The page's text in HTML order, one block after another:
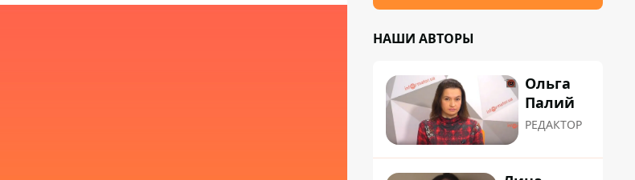
НАШИ АВТОРЫ
Ольга
Палий
РЕДАКТОР